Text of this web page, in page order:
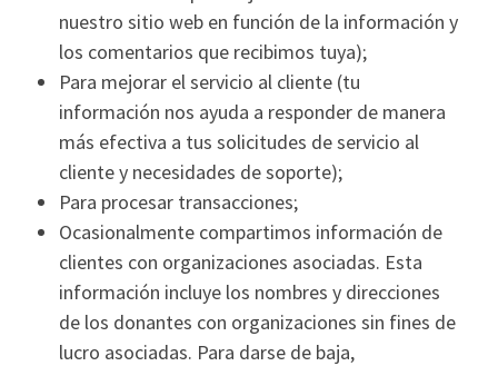
nuestro sitio web en función de la información y
los comentarios que recibimos tuya);
Para mejorar el servicio al cliente (tu
información nos ayuda a responder de manera
más efectiva a tus solicitudes de servicio al
cliente y necesidades de soporte);
Para procesar transacciones;
Ocasionalmente compartimos información de
clientes con organizaciones asociadas. Esta
información incluye los nombres y direcciones
de los donantes con organizaciones sin fines de
lucro asociadas. Para darse de baja,